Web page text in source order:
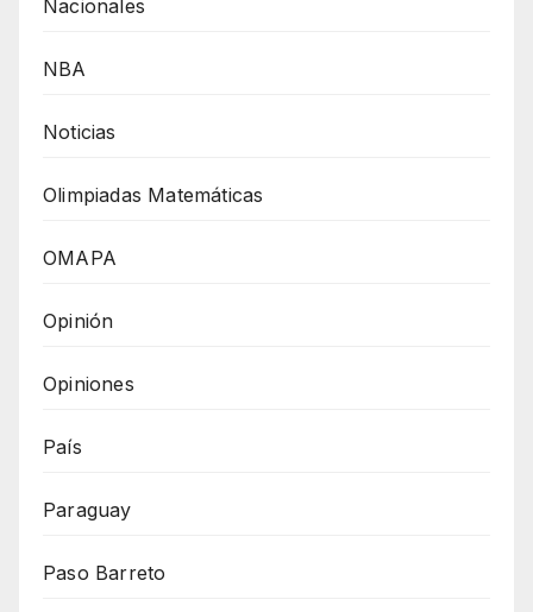
Nacionales
NBA
Noticias
Olimpiadas Matemáticas
OMAPA
Opinión
Opiniones
País
Paraguay
Paso Barreto